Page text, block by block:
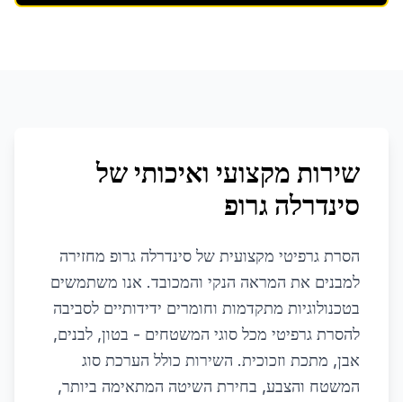
שירות מקצועי ואיכותי של
סינדרלה גרופ
הסרת גרפיטי מקצועית של סינדרלה גרופ מחזירה
למבנים את המראה הנקי והמכובד. אנו משתמשים
בטכנולוגיות מתקדמות וחומרים ידידותיים לסביבה
להסרת גרפיטי מכל סוגי המשטחים - בטון, לבנים,
אבן, מתכת וזכוכית. השירות כולל הערכת סוג
המשטח והצבע, בחירת השיטה המתאימה ביותר,